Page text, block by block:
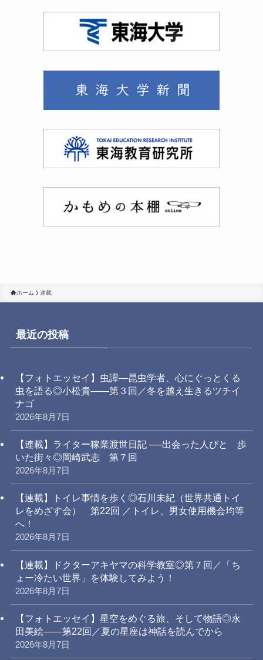
ホーム 連載
最近の投稿
【フォトエッセイ】虫譚―昆虫学者、心にぐっとくる
虫を語る◎小松貴――第３回／冬を越え生きるツチイ
ナゴ
2026年8月7日
【連載】ライター稼業渡世日記 ──出会った人びと 歩
いた街々◎岡崎武志 第７回
2026年8月7日
【連載】トイレ事情を歩く◎石川未紀（世界共通トイ
レをめざす会） 第22回 ／トイレ、男女使用機会均等
へ！
2026年8月7日
【連載】ドクターアキヤマの科学教室◎第７回／「ち
ょー冷たい世界」を体験してみよう！
2026年8月7日
【フォトエッセイ】星空をめぐる旅、そして物語◎永
田美絵——第22回／夏の星座は神話を読んでから
2026年8月7日